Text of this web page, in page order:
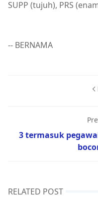
SUPP (tujuh), PRS
-- BERNAMA
3 termasuk
RELATED POST